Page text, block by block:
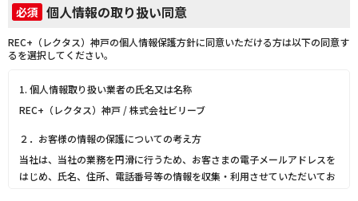
必須 個人情報の取り扱い同意
REC+（レクタス）神戸の個人情報保護方針に同意いただける方は以下の同意す
るを選択してください。
1. 個人情報取り扱い業者の氏名又は名称
REC+（レクタス）神戸 / 株式会社ビリーブ
２．お客様の情報の保護についての考え方
当社は、当社の業務を円滑に行うため、お客さまの電子メールアドレスを
はじめ、氏名、住所、電話番号等の情報を収集・利用させていただいてお